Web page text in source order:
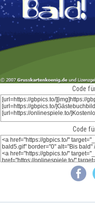
Code
Code